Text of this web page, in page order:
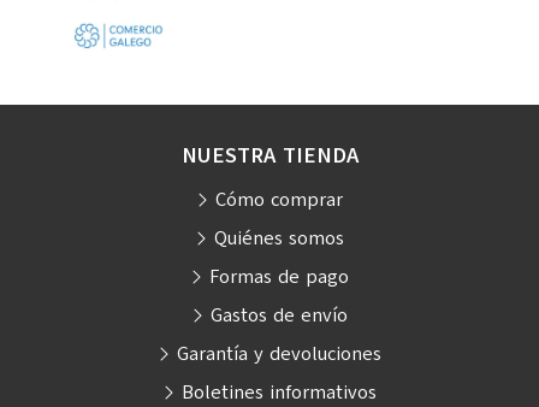
NUESTRA TIENDA
Cómo comprar
Quiénes somos
Formas de pago
Gastos de envío
Garantía y devoluciones
Boletines informativos